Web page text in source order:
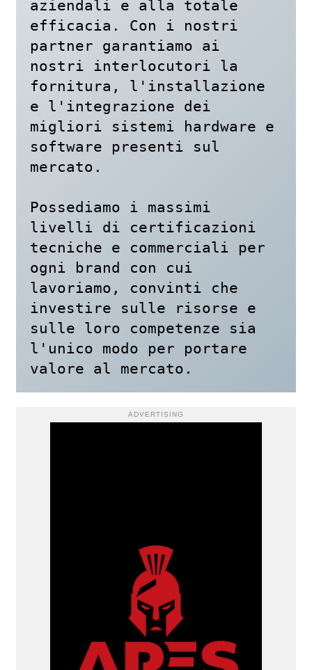
aziendali e alla totale
efficacia. Con i nostri
partner garantiamo ai
nostri interlocutori la
fornitura, l'installazione
e l'integrazione dei
migliori sistemi hardware e
software presenti sul
mercato.
Possediamo i massimi
livelli di certificazioni
tecniche e commerciali per
ogni brand con cui
lavoriamo, convinti che
investire sulle risorse e
sulle loro competenze sia
l'unico modo per portare
valore al mercato.
ADVERTISING